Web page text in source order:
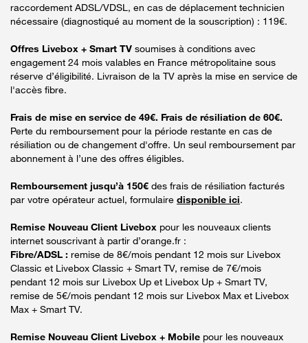
raccordement ADSL/VDSL, en cas de déplacement technicien
nécessaire (diagnostiqué au moment de la souscription) : 119€.
Offres Livebox + Smart TV soumises à conditions avec
engagement 24 mois valables en France métropolitaine sous
réserve d’éligibilité. Livraison de la TV après la mise en service de
l'accès fibre.
Frais de mise en service de 49€. Frais de résiliation de 60€.
Perte du remboursement pour la période restante en cas de
résiliation ou de changement d'offre. Un seul remboursement par
abonnement à l’une des offres éligibles.
Remboursement jusqu’à 150€ des frais de résiliation facturés
par votre opérateur actuel, formulaire disponible ici.
Remise Nouveau Client Livebox pour les nouveaux clients
internet souscrivant à partir d’orange.fr :
Fibre/ADSL : remise de 8€/mois pendant 12 mois sur Livebox
Classic et Livebox Classic + Smart TV, remise de 7€/mois
pendant 12 mois sur Livebox Up et Livebox Up + Smart TV,
remise de 5€/mois pendant 12 mois sur Livebox Max et Livebox
Max + Smart TV.
Remise Nouveau Client Livebox + Mobile pour les nouveaux